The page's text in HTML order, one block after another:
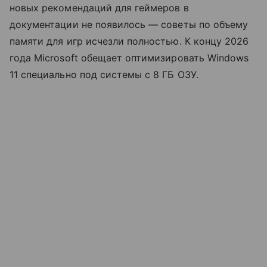
новых рекомендаций для геймеров в
документации не появилось — советы по объему
памяти для игр исчезли полностью. К концу 2026
года Microsoft обещает оптимизировать Windows
11 специально под системы с 8 ГБ ОЗУ.